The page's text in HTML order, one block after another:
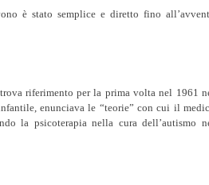
è stato semplice e diretto fino
riferimento per la prima volta nel 1961
enunciava le “teorie” con cui il
la psicoterapia nella cura dell’autismo